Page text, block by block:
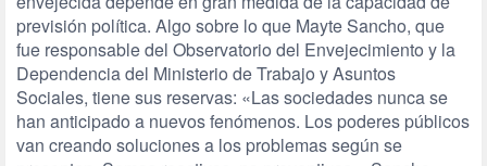
previsión política. Algo sobre lo que Mayte Sancho, que
fue responsable del Observatorio del Envejecimiento y la
Dependencia del Ministerio de Trabajo y Asuntos
Sociales, tiene sus reservas: «Las sociedades nunca se
han anticipado a nuevos fenómenos. Los poderes públicos
van creando soluciones a los problemas según se